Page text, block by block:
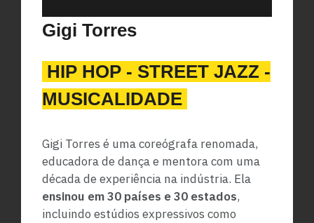
Gigi Torres
HIP HOP - STREET JAZZ -
MUSICALIDADE
Gigi Torres é uma coreógrafa renomada,
educadora de dança e mentora com uma
década de experiência na indústria. Ela
ensinou em 30 países e 30 estados,
incluindo estúdios expressivos como